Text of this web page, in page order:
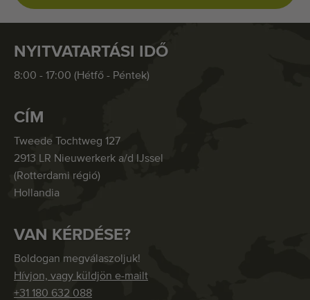
NYITVATARTÁSI IDŐ
8:00 - 17:00 (Hétfő - Péntek)
CÍM
Tweede Tochtweg 127
2913 LR Nieuwerkerk a/d IJssel
(Rotterdami régió)
Hollandia
VAN KÉRDÉSE?
Boldogan megválaszoljuk!
Hívjon, vagy küldjön e-mailt
+31 180 632 088